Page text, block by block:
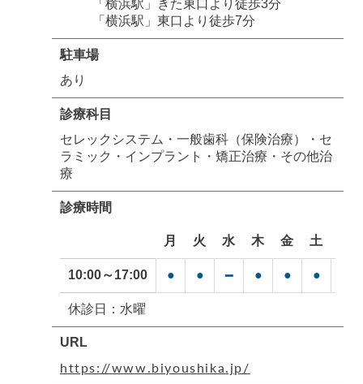
「横浜駅」きた東口より徒歩3分
「横浜駅」東口より徒歩7分
駐車場
あり
診療科目
セレックシステム・一般歯科（保険治療）・セ
ラミック・インプラント・矯正治療・その他治
療
診療時間
月 火 水 木 金 土
10:00～17:00 ● ● ━ ● ● ●
休診日：水曜
URL
https://www.biyoushika.jp/